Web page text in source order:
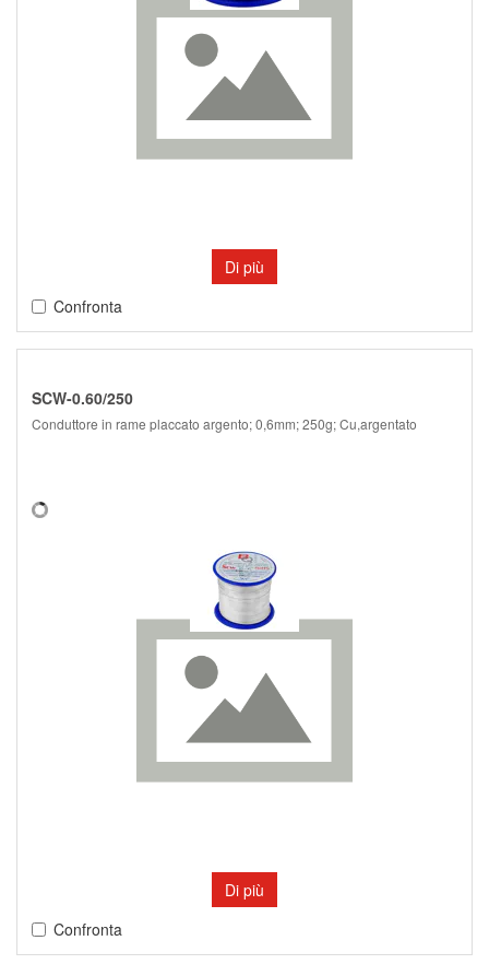
Di più
Confronta
SCW-0.60/250
Conduttore in rame placcato argento; 0,6mm; 250g; Cu,argentato
Di più
Confronta